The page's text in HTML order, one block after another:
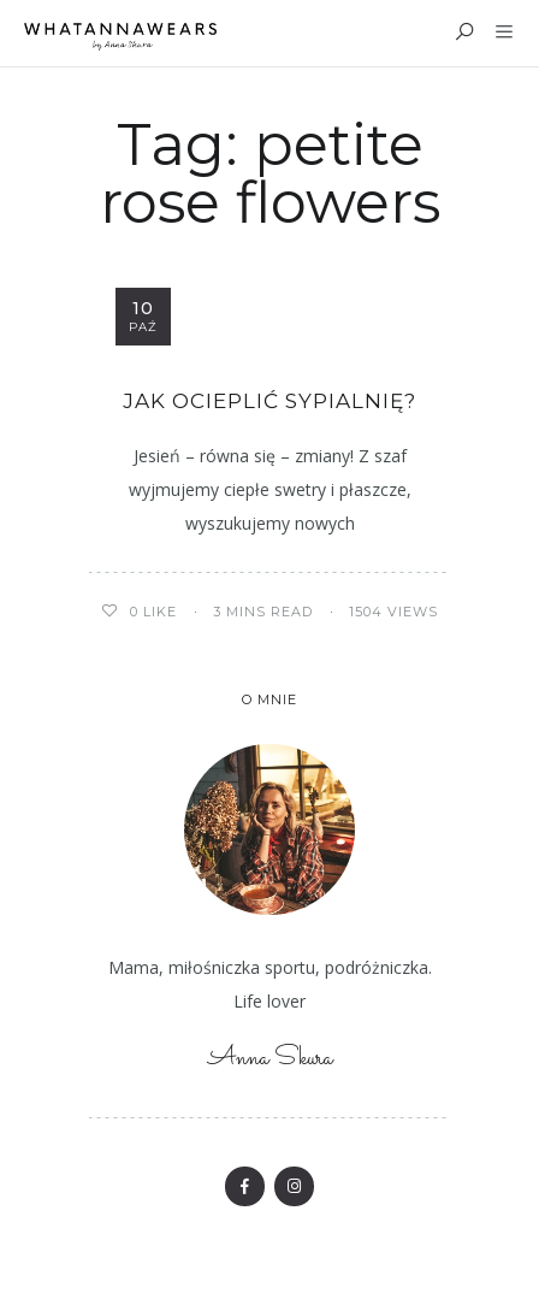
Tag: petite
rose flowers
10
PAŹ
JAK OCIEPLIĆ SYPIALNIĘ?
Jesień – równa się – zmiany! Z szaf
wyjmujemy ciepłe swetry i płaszcze,
wyszukujemy nowych
0 LIKE 3 MINS READ 1504 VIEWS
O MNIE
Mama, miłośniczka sportu, podróżniczka.
Life lover
Anna Skura